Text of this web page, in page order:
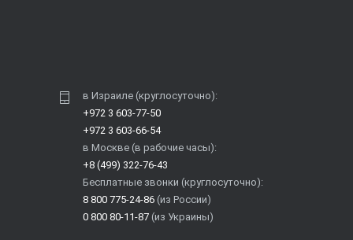
в Израиле (круглосуточно):
+972 3 603-77-50
+972 3 603-66-54
в Москве (в рабочие часы):
+8 (499) 322-76-43
Бесплатные звонки (круглосуточно):
8 800 775-24-86 (из России)
0 800 80-11-87 (из Украины)